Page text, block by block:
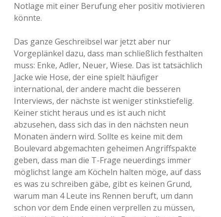
Notlage mit einer Berufung eher positiv motivieren
könnte.
Das ganze Geschreibsel war jetzt aber nur
Vorgeplänkel dazu, dass man schließlich festhalten
muss: Enke, Adler, Neuer, Wiese. Das ist tatsächlich
Jacke wie Hose, der eine spielt häufiger
international, der andere macht die besseren
Interviews, der nächste ist weniger stinkstiefelig.
Keiner sticht heraus und es ist auch nicht
abzusehen, dass sich das in den nächsten neun
Monaten ändern wird. Sollte es keine mit dem
Boulevard abgemachten geheimen Angriffspakte
geben, dass man die T-Frage neuerdings immer
möglichst lange am Köcheln halten möge, auf dass
es was zu schreiben gäbe, gibt es keinen Grund,
warum man 4 Leute ins Rennen beruft, um dann
schon vor dem Ende einen verprellen zu müssen,